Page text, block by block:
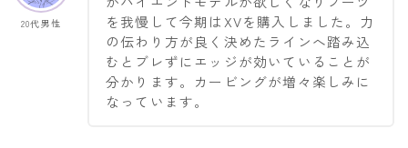
20代男性
を我慢して今期はXVを購入しました。力
の伝わり方が良く決めたラインへ踏み込
むとブレずにエッジが効いていることが
分かります。カービングが増々楽しみに
なっています。